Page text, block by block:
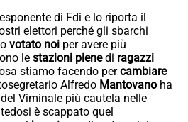
di Fdi e lo riporta il
elettori perché gli sbarchi
votato noi per avere più
le stazioni pienedi ragazzi
stiamo facendo percambiare
Alfredo Mantovano ha
Viminale più cautela nelle
è scappato quel